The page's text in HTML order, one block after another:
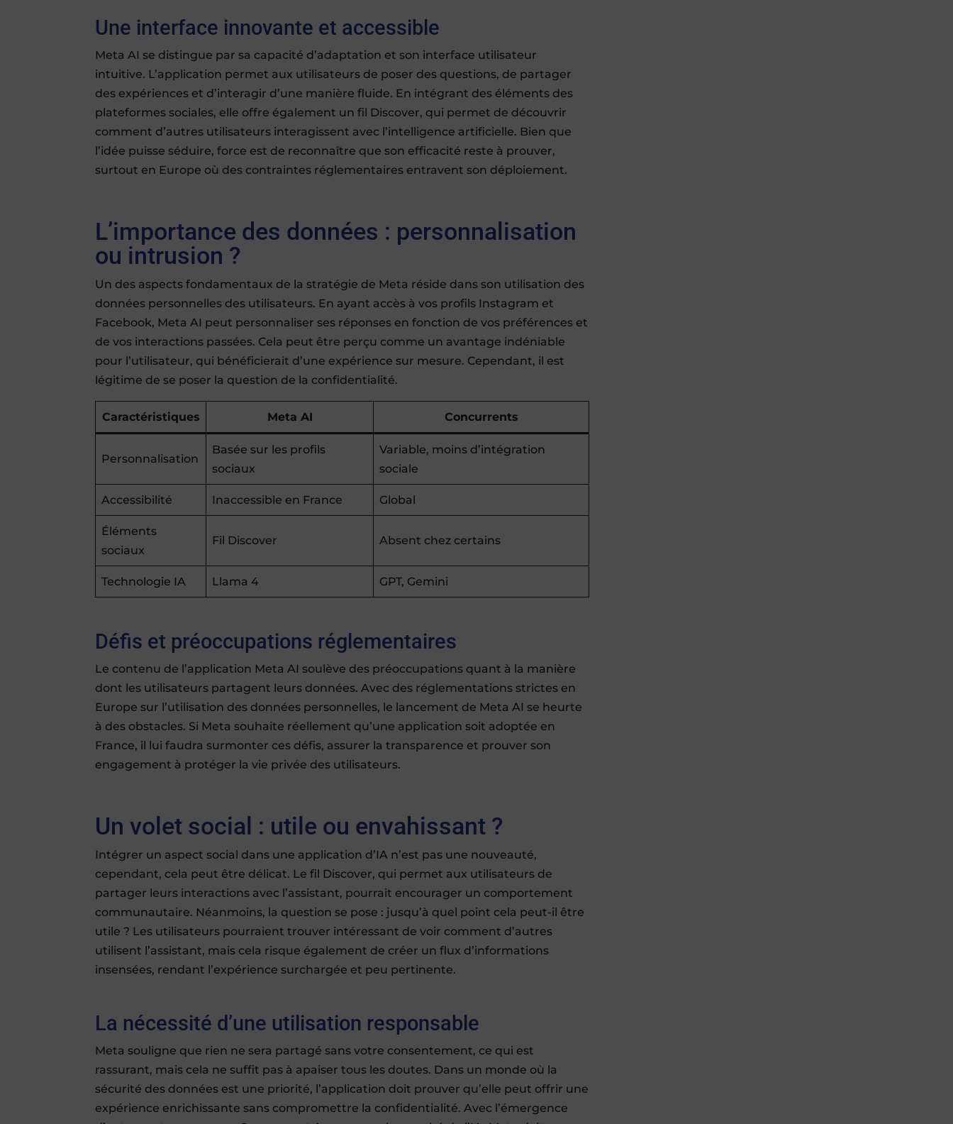
Une interface innovante et accessible
Meta AI se distingue par sa capacité d’adaptation et son interface utilisateur
intuitive. L’application permet aux utilisateurs de poser des questions, de partager
des expériences et d’interagir d’une manière fluide. En intégrant des éléments des
plateformes sociales, elle offre également un fil Discover, qui permet de découvrir
comment d’autres utilisateurs interagissent avec l’intelligence artificielle. Bien que
l’idée puisse séduire, force est de reconnaître que son efficacité reste à prouver,
surtout en Europe où des contraintes réglementaires entravent son déploiement.
L’importance des données : personnalisation
ou intrusion ?
Un des aspects fondamentaux de la stratégie de Meta réside dans son utilisation des
données personnelles des utilisateurs. En ayant accès à vos profils Instagram et
Facebook, Meta AI peut personnaliser ses réponses en fonction de vos préférences et
de vos interactions passées. Cela peut être perçu comme un avantage indéniable
pour l’utilisateur, qui bénéficierait d’une expérience sur mesure. Cependant, il est
légitime de se poser la question de la confidentialité.
Caractéristiques Meta AI Concurrents
Personnalisation
Basée sur les profils
sociaux
Variable, moins d’intégration
sociale
Accessibilité Inaccessible en France Global
Éléments
sociaux
Fil Discover Absent chez certains
Technologie IA Llama 4 GPT, Gemini
Défis et préoccupations réglementaires
Le contenu de l’application Meta AI soulève des préoccupations quant à la manière
dont les utilisateurs partagent leurs données. Avec des réglementations strictes en
Europe sur l’utilisation des données personnelles, le lancement de Meta AI se heurte
à des obstacles. Si Meta souhaite réellement qu’une application soit adoptée en
France, il lui faudra surmonter ces défis, assurer la transparence et prouver son
engagement à protéger la vie privée des utilisateurs.
Un volet social : utile ou envahissant ?
Intégrer un aspect social dans une application d’IA n’est pas une nouveauté,
cependant, cela peut être délicat. Le fil Discover, qui permet aux utilisateurs de
partager leurs interactions avec l’assistant, pourrait encourager un comportement
communautaire. Néanmoins, la question se pose : jusqu’à quel point cela peut-il être
utile ? Les utilisateurs pourraient trouver intéressant de voir comment d’autres
utilisent l’assistant, mais cela risque également de créer un flux d’informations
insensées, rendant l’expérience surchargée et peu pertinente.
La nécessité d’une utilisation responsable
Meta souligne que rien ne sera partagé sans votre consentement, ce qui est
rassurant, mais cela ne suffit pas à apaiser tous les doutes. Dans un monde où la
sécurité des données est une priorité, l’application doit prouver qu’elle peut offrir une
expérience enrichissante sans compromettre la confidentialité. Avec l’émergence